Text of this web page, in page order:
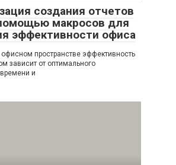
создания отчетов
макросов для
эффективности офиса
пространстве эффективность
зависит от оптимального
и